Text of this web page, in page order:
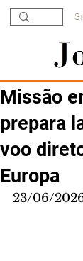
Missão
prepara
voo
Europa
23/06/